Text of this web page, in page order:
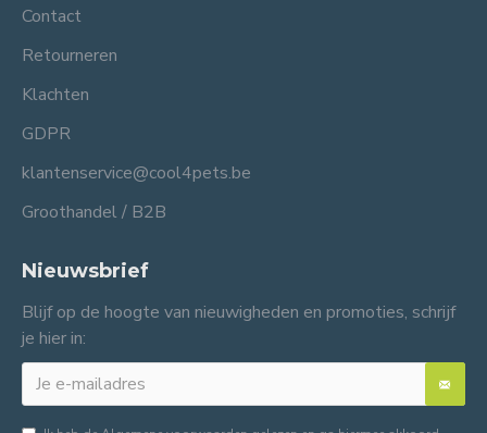
Contact
Retourneren
Klachten
GDPR
klantenservice@cool4pets.be
Groothandel / B2B
Nieuwsbrief
Blijf op de hoogte van nieuwigheden en promoties, schrijf
je hier in: